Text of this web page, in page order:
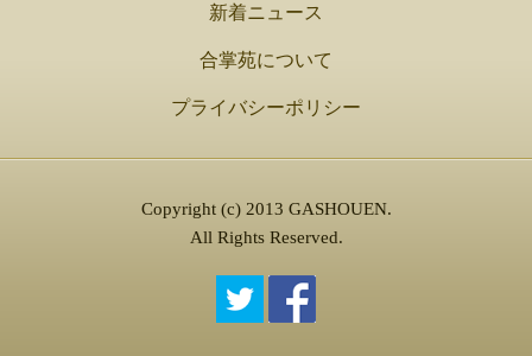
新着ニュース
合掌苑について
プライバシーポリシー
Copyright (c) 2013 GASHOUEN.
All Rights Reserved.